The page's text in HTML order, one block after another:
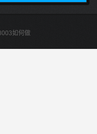
如何做